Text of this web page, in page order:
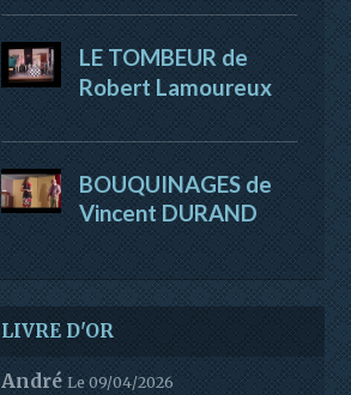
LE TOMBEUR de
Robert Lamoureux
BOUQUINAGES de
Vincent DURAND
LIVRE D'OR
André Le 09/04/2026